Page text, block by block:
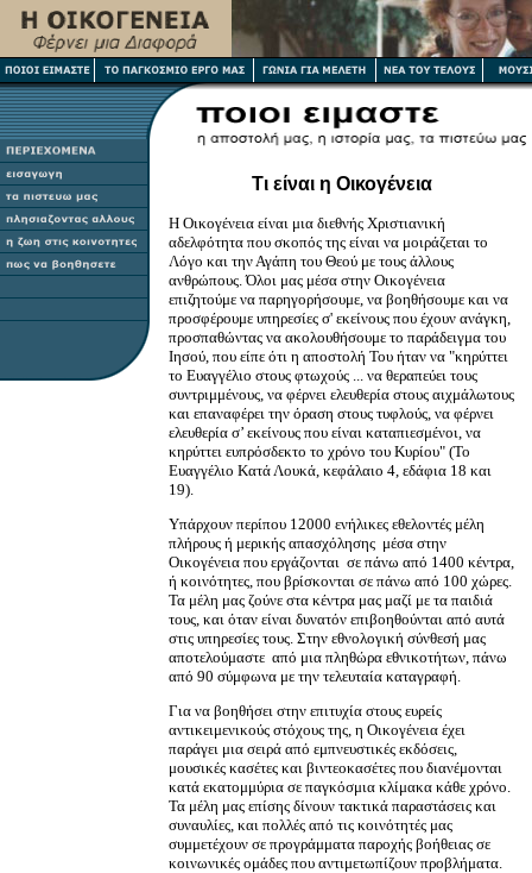
Τι είναι η Οικογένεια
Η Οικογένεια είναι μια διεθνής Χριστιανική
αδελφότητα που σκοπός της είναι να μοιράζεται το
Λόγο και την Αγάπη του Θεού με τους άλλους
ανθρώπους. Όλοι μας μέσα στην Οικογένεια
επιζητούμε να παρηγορήσουμε, να βοηθήσουμε και να
προσφέρουμε υπηρεσίες σ' εκείνους που έχουν ανάγκη,
προσπαθώντας να ακολουθήσουμε το παράδειγμα του
Ιησού, που είπε ότι η αποστολή Του ήταν να "κηρύττει
το Ευαγγέλιο στους φτωχούς ... να θεραπεύει τους
συντριμμένους, να φέρνει ελευθερία στους αιχμάλωτους
και επαναφέρει την όραση στους τυφλούς, να φέρνει
ελευθερία σ’ εκείνους που είναι καταπιεσμένοι, να
κηρύττει ευπρόσδεκτο το χρόνο του Κυρίου" (Το
Ευαγγέλιο Κατά Λουκά, κεφάλαιο 4, εδάφια 18 και
19).
Υπάρχουν περίπου 12000 ενήλικες εθελοντές μέλη
πλήρους ή μερικής απασχόλησης μέσα στην
Οικογένεια που εργάζονται σε πάνω από 1400 κέντρα,
ή κοινότητες, που βρίσκονται σε πάνω από 100 χώρες.
Τα μέλη μας ζούνε στα κέντρα μας μαζί με τα παιδιά
τους, και όταν είναι δυνατόν επιβοηθούνται από αυτά
στις υπηρεσίες τους. Στην εθνολογική σύνθεσή μας
αποτελούμαστε από μια πληθώρα εθνικοτήτων, πάνω
από 90 σύμφωνα με την τελευταία καταγραφή.
Για να βοηθήσει στην επιτυχία στους ευρείς
αντικειμενικούς στόχους της, η Οικογένεια έχει
παράγει μια σειρά από εμπνευστικές εκδόσεις,
μουσικές κασέτες και βιντεοκασέτες που διανέμονται
κατά εκατομμύρια σε παγκόσμια κλίμακα κάθε χρόνο.
Τα μέλη μας επίσης δίνουν τακτικά παραστάσεις και
συναυλίες, και πολλές από τις κοινότητές μας
συμμετέχουν σε προγράμματα παροχής βοήθειας σε
κοινωνικές ομάδες που αντιμετωπίζουν προβλήματα.